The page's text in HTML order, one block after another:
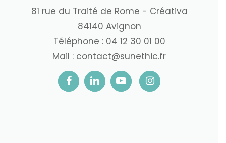
81 rue du Traité de Rome - Créativa
84140 Avignon
Téléphone : 04 12 30 01 00
Mail : contact@sunethic.fr